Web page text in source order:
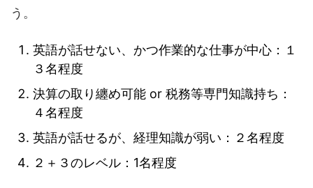
う。
英語が話せない、かつ作業的な仕事が中心：１
３名程度
決算の取り纏め可能 or 税務等専門知識持ち：
４名程度
英語が話せるが、経理知識が弱い：２名程度
２＋３のレベル：1名程度